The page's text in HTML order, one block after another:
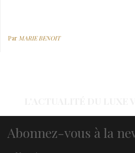
Par MARIE BENOIT
Abonnez-vous à la